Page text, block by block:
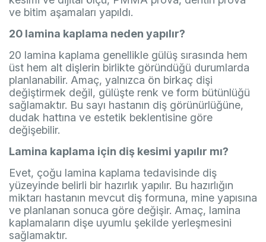
ve bitim aşamaları yapıldı.
20 lamina kaplama neden yapılır?
20 lamina kaplama genellikle gülüş sırasında hem
üst hem alt dişlerin birlikte göründüğü durumlarda
planlanabilir. Amaç, yalnızca ön birkaç dişi
değiştirmek değil, gülüşte renk ve form bütünlüğü
sağlamaktır. Bu sayı hastanın diş görünürlüğüne,
dudak hattına ve estetik beklentisine göre
değişebilir.
Lamina kaplama için diş kesimi yapılır mı?
Evet, çoğu lamina kaplama tedavisinde diş
yüzeyinde belirli bir hazırlık yapılır. Bu hazırlığın
miktarı hastanın mevcut diş formuna, mine yapısına
ve planlanan sonuca göre değişir. Amaç, lamina
kaplamaların dişe uyumlu şekilde yerleşmesini
sağlamaktır.